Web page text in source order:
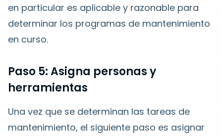
en particular es aplicable y razonable para
determinar los programas de mantenimiento
en curso.
Paso 5: Asigna personas y
herramientas
Una vez que se determinan las tareas de
mantenimiento, el siguiente paso es asignar